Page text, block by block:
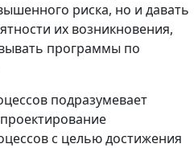
риска, но и давать
их возникновения,
программы по
подразумевает
с целью достижения